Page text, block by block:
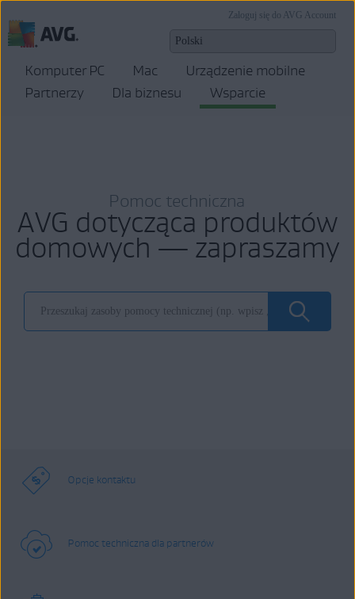
Zaloguj się do AVG Account
Komputer PC Mac
Urządzenie mobilne
Partnerzy
Dla biznesu Wsparcie
Pomoc techniczna
AVG dotycząca produktów
domowych — zapraszamy
Opcje kontaktu
Pomoc techniczna dla partnerów